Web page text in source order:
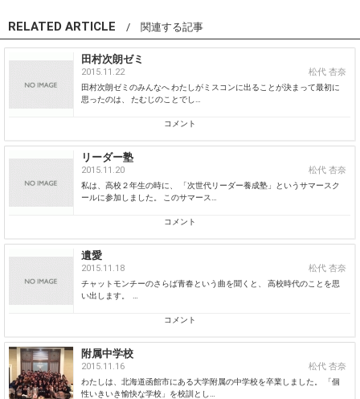
RELATED ARTICLE / 関連する記事
田村次朗ゼミ
松代 杏奈
2015.11.22
田村次朗ゼミのみんなへ わたしがミスコンに出ることが決まって最初に
思ったのは、 たむじのことでし…
コメント
リーダー塾
松代 杏奈
2015.11.20
私は、高校２年生の時に、 「次世代リーダー養成塾」というサマースク
ールに参加しました。 このサマース…
コメント
遺愛
松代 杏奈
2015.11.18
チャットモンチーのさらば青春という曲を聞くと、 高校時代のことを思
い出します。 …
コメント
附属中学校
松代 杏奈
2015.11.16
わたしは、北海道函館市にある大学附属の中学校を卒業しました。 「個
性いきいき愉快な学校」を校訓とし…